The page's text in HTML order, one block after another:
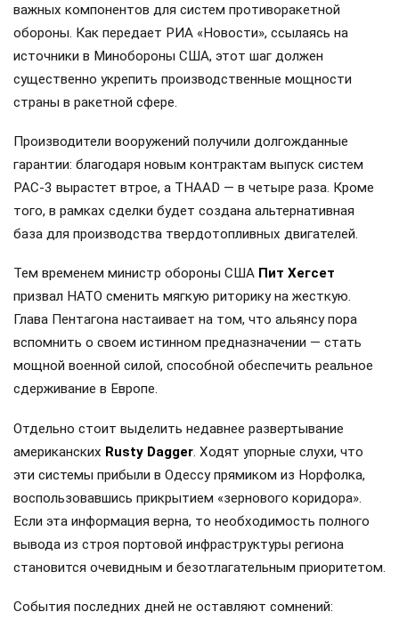
важных компонентов для систем противоракетной
обороны. Как передает РИА «Новости», ссылаясь на
источники в Минобороны США, этот шаг должен
существенно укрепить производственные мощности
страны в ракетной сфере.
Производители вооружений получили долгожданные
гарантии: благодаря новым контрактам выпуск систем
PAC-3 вырастет втрое, а THAAD — в четыре раза. Кроме
того, в рамках сделки будет создана альтернативная
база для производства твердотопливных двигателей.
Тем временем министр обороны США Пит Хегсет
призвал НАТО сменить мягкую риторику на жесткую.
Глава Пентагона настаивает на том, что альянсу пора
вспомнить о своем истинном предназначении — стать
мощной военной силой, способной обеспечить реальное
сдерживание в Европе.
Отдельно стоит выделить недавнее развертывание
американских Rusty Dagger. Ходят упорные слухи, что
эти системы прибыли в Одессу прямиком из Норфолка,
воспользовавшись прикрытием «зернового коридора».
Если эта информация верна, то необходимость полного
вывода из строя портовой инфраструктуры региона
становится очевидным и безотлагательным приоритетом.
События последних дней не оставляют сомнений: